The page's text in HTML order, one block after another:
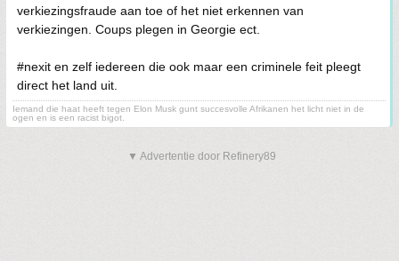
verkiezingsfraude aan toe of het niet erkennen van
verkiezingen. Coups plegen in Georgie ect.
#nexit en zelf iedereen die ook maar een criminele feit pleegt
direct het land uit.
Iemand die haat heeft tegen Elon Musk gunt succesvolle Afrikanen het licht niet in de
ogen en is een racist bigot.
▼ Advertentie door Refinery89